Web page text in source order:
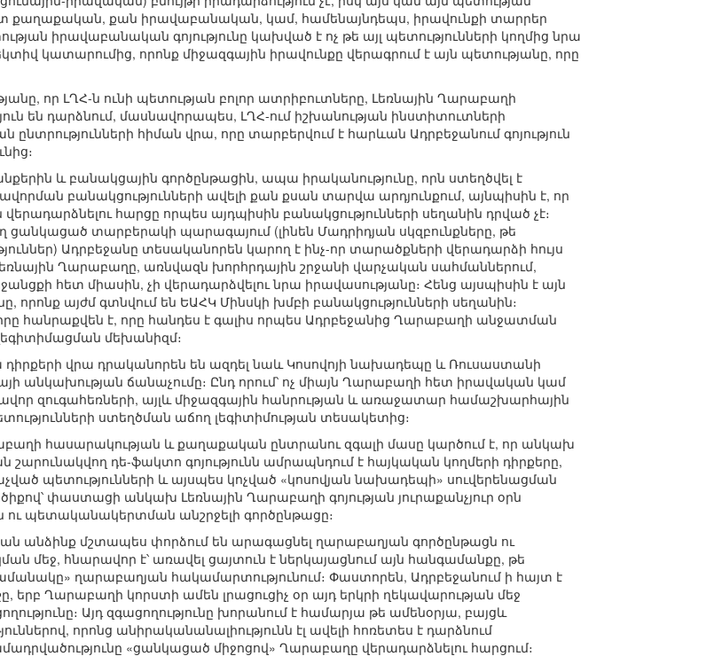
քաղաքական, քան իրավաբանական, կամ, համենայնդեպս, իրավունքի տարրեր
իրավաբանական գոյությունը կախված է ոչ թե այլ պետությունների կողմից նրա
կատարումից, որոնք միջազգային իրավունքը վերագրում է այն պետությանը, որը
որ ԼՂՀ-ն ունի պետության բոլոր ատրիբուտները, Լեռնային Ղարաբաղի
են դարձնում, մասնավորապես, ԼՂՀ-ում իշխանության ինստիտուտների
հիման վրա, որը տարբերվում է հարևան Ադրբեջանում գոյություն
և բանակցային գործընթացին, ապա իրականությունը, որն ստեղծվել է
բանակցությունների ավելի քան քսան տարվա արդյունքում, այնպիսին է, որ
հարցը որպես այդպիսին բանակցությունների սեղանին դրված չէ։
տարբերակի պարագայում (լինեն Մադրիդյան սկզբունքները, թե
Ադրբեջանը տեսականորեն կարող է ինչ-որ տարածքների վերադարձի հույս
Ղարաբաղը, առնվազն խորհրդային շրջանի վարչական սահմաններում,
հետ միասին, չի վերադարձվելու նրա իրավասությանը։ Հենց այսպիսին է այն
որոնք այժմ գտնվում են ԵԱՀԿ Մինսկի խմբի բանակցությունների սեղանին։
հանրաքվեն է, որը հանդես է գալիս որպես Ադրբեջանից Ղարաբաղի անջատման
մեխանիզմ։
վրա դրականորեն են ազդել նաև Կոսովոյի նախադեպը և Ռուսաստանի
անկախության ճանաչումը։ Ընդ որում՝ ոչ միայն Ղարաբաղի հետ իրավական կամ
զուգահեռների, այլև միջազգային հանրության և առաջատար համաշխարհային
ստեղծման աճող լեգիտիմության տեսակետից։
հասարակության և քաղաքական ընտրանու զգալի մասը կարծում է, որ անկախ
դե-ֆակտո գոյությունն ամրապնդում է հայկական կողմերի դիրքերը,
պետությունների և այսպես կոչված «կոսովյան նախադեպի» սուվերենացման
փաստացի անկախ Լեռնային Ղարաբաղի գոյության յուրաքանչյուր օրն
ու պետականակերտման անշրջելի գործընթացը։
անձինք մշտապես փորձում են արագացնել ղարաբաղյան գործընթացն ու
մեջ, հնարավոր է՝ առավել ցայտուն է ներկայացնում այն հանգամանքը, թե
ղարաբաղյան հակամարտությունում։ Փաստորեն, Ադրբեջանում ի հայտ է
Ղարաբաղի կորստի ամեն լրացուցիչ օր այդ երկրի ղեկավարության մեջ
Այդ զգացողությունը խորանում է համարյա թե ամենօրյա, բայցև
որոնց անիրականանալիությունն էլ ավելի հոռետես է դարձնում
«ցանկացած միջոցով» Ղարաբաղը վերադարձնելու հարցում։